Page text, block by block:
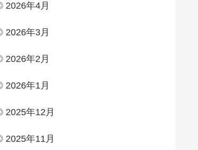
2026年4月
2026年3月
2026年2月
2026年1月
2025年12月
2025年11月